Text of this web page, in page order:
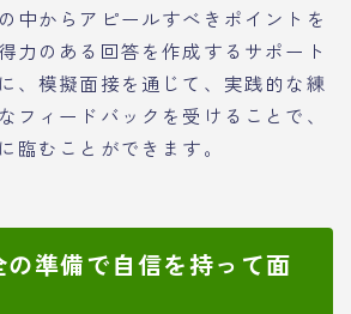
中からアピールすべきポイントを
力のある回答を作成するサポート
、模擬面接を通じて、実践的な練
フィードバックを受けることで、
臨むことができます。
の準備で自信を持って面